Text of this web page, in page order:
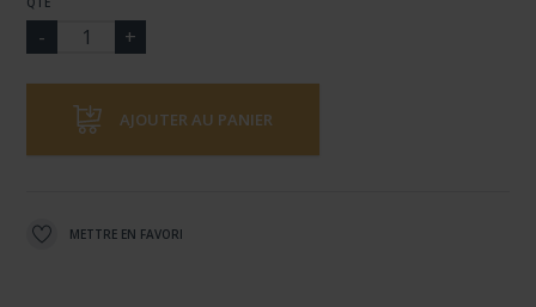
AJOUTER AU PANIER
METTRE EN FAVORI